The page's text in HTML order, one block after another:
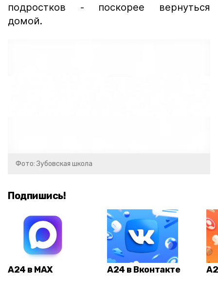
подростков - поскорее вернуться
домой.
Фото: Зубовская школа
Подпишись!
А24 в MAX А24 в Вконтакте